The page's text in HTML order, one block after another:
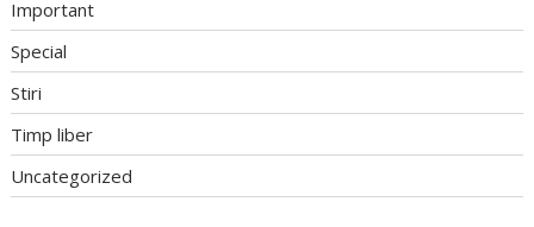
Important
Special
Stiri
Timp liber
Uncategorized